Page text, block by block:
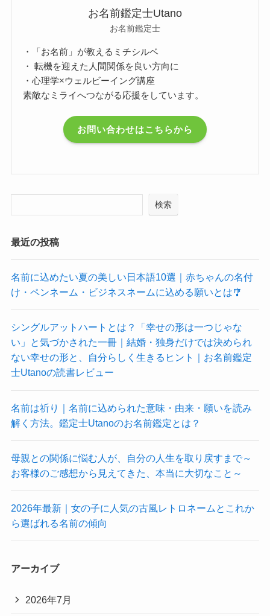
お名前鑑定士Utano
お名前鑑定士
・「お名前」が教えるミチシルベ
・ 転機を迎えた人間関係を良い方向に
・心理学×ウェルビーイング講座
素敵なミライへつながる応援をしています。
お問い合わせはこちらから
検索
最近の投稿
名前に込めたい夏の美しい日本語10選｜赤ちゃんの名付
け・ペンネーム・ビジネスネームに込める願いとは🎐
シングルアットハートとは？「幸せの形は一つじゃな
い」と気づかされた一冊｜結婚・独身だけでは決められ
ない幸せの形と、自分らしく生きるヒント｜お名前鑑定
士Utanoの読書レビュー
名前は祈り｜名前に込められた意味・由来・願いを読み
解く方法。鑑定士Utanoのお名前鑑定とは？
母親との関係に悩む人が、自分の人生を取り戻すまで～
お客様のご感想から見えてきた、本当に大切なこと～
2026年最新｜女の子に人気の古風レトロネームとこれか
ら選ばれる名前の傾向
アーカイブ
2026年7月